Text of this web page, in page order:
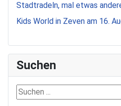
Stadtradeln, mal etwas
Kids World in Zeven am 16.
Suchen
Suchen ...